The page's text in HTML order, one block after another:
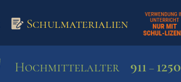
Schulmaterialien
Hochmittelalter 911 – 1250